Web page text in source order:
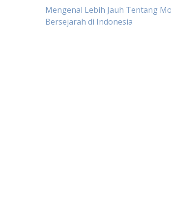
Post
Mengenal Lebih Jauh Tentang
Bersejarah di Indonesia